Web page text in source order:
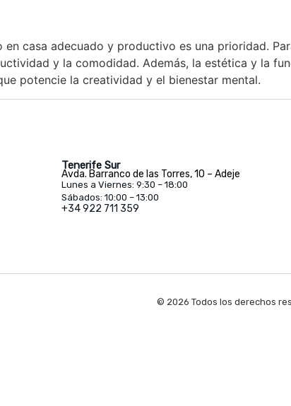
casa adecuado y productivo es una prioridad.
y la comodidad. Además, la estética y la
potencie la creatividad y el bienestar mental.
Tenerife Sur
Avda. Barranco de las Torres, 10 – Adeje
Lunes a Viernes: 9:30 – 18:00
Sábados: 10:00 – 13:00
+34 922 711 359
© 2026 Todos los derechos